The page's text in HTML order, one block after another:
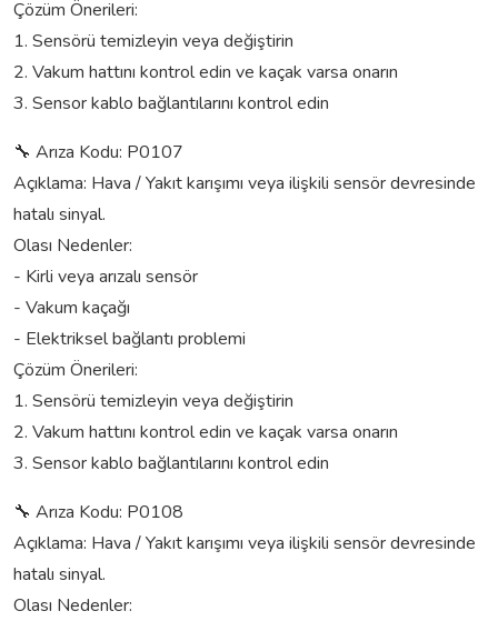
Çözüm Önerileri:
1. Sensörü temizleyin veya değiştirin
2. Vakum hattını kontrol edin ve kaçak varsa onarın
3. Sensor kablo bağlantılarını kontrol edin
🔧 Arıza Kodu: P0107
Açıklama: Hava / Yakıt karışımı veya ilişkili sensör devresinde
hatalı sinyal.
Olası Nedenler:
- Kirli veya arızalı sensör
- Vakum kaçağı
- Elektriksel bağlantı problemi
Çözüm Önerileri:
1. Sensörü temizleyin veya değiştirin
2. Vakum hattını kontrol edin ve kaçak varsa onarın
3. Sensor kablo bağlantılarını kontrol edin
🔧 Arıza Kodu: P0108
Açıklama: Hava / Yakıt karışımı veya ilişkili sensör devresinde
hatalı sinyal.
Olası Nedenler: